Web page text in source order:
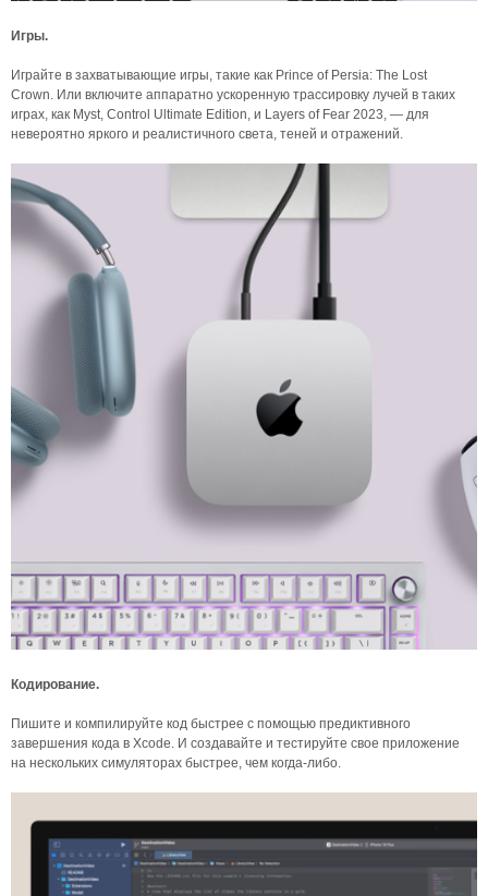
Игры.
Играйте в захватывающие игры, такие как Prince of Persia: The Lost
Crown. Или включите аппаратно ускоренную трассировку лучей в таких
играх, как Myst, Control Ultimate Edition, и Layers of Fear 2023, — для
невероятно яркого и реалистичного света, теней и отражений.
Кодирование.
Пишите и компилируйте код быстрее с помощью предиктивного
завершения кода в Xcode. И создавайте и тестируйте свое приложение
на нескольких симуляторах быстрее, чем когда-либо.